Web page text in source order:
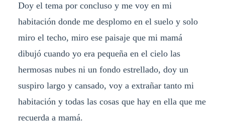
Doy el tema por concluso y me voy en mi
habitación donde me desplomo en el suelo y solo
miro el techo, miro ese paisaje que mi mamá
dibujó cuando yo era pequeña en el cielo las
hermosas nubes ni un fondo estrellado, doy un
suspiro largo y cansado, voy a extrañar tanto mi
habitación y todas las cosas que hay en ella que me
recuerda a mamá.